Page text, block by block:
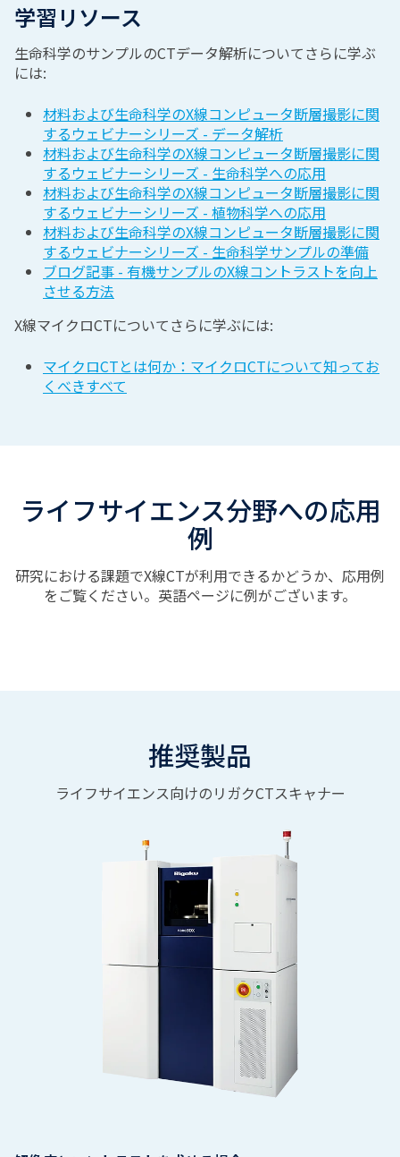
学習リソース
生命科学のサンプルのCTデータ解析についてさらに学ぶ
には:
材料および生命科学のX線コンピュータ断層撮影に関
するウェビナーシリーズ - データ解析
材料および生命科学のX線コンピュータ断層撮影に関
するウェビナーシリーズ - 生命科学への応用
材料および生命科学のX線コンピュータ断層撮影に関
するウェビナーシリーズ - 植物科学への応用
材料および生命科学のX線コンピュータ断層撮影に関
するウェビナーシリーズ - 生命科学サンプルの準備
ブログ記事 - 有機サンプルのX線コントラストを向上
させる方法
X線マイクロCTについてさらに学ぶには:
マイクロCTとは何か：マイクロCTについて知ってお
くべきすべて
ライフサイエンス分野への応用
例
研究における課題でX線CTが利用できるかどうか、応用例
をご覧ください。英語ページに例がございます。
推奨製品
ライフサイエンス向けのリガクCTスキャナー